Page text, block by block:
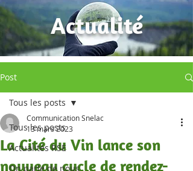
Actualité
Post
Tous les posts
Actualités RSE
On parle de nous
Tous les posts
La Cité du Vin lance son
nouveau cycle de rendez-
Communication Snelac
13 mars 2023